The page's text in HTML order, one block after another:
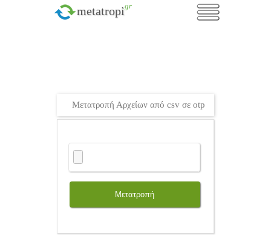
metatropi.gr
Μετατροπή Αρχείων από csv σε otp
Μετατροπή